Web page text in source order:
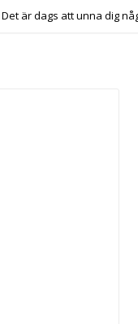
Det är dags att unna dig